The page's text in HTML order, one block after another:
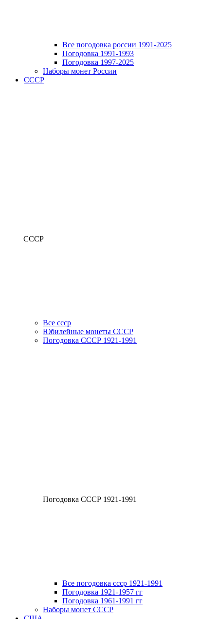
Все погодовка россии 1991-2025
Погодовка 1991-1993
Погодовка 1997-2025
Наборы монет России
СССР
СССР
Все ссср
Юбилейные монеты СССР
Погодовка СССР 1921-1991
Погодовка СССР 1921-1991
Все погодовка ссср 1921-1991
Погодовка 1921-1957 гг
Погодовка 1961-1991 гг
Наборы монет СССР